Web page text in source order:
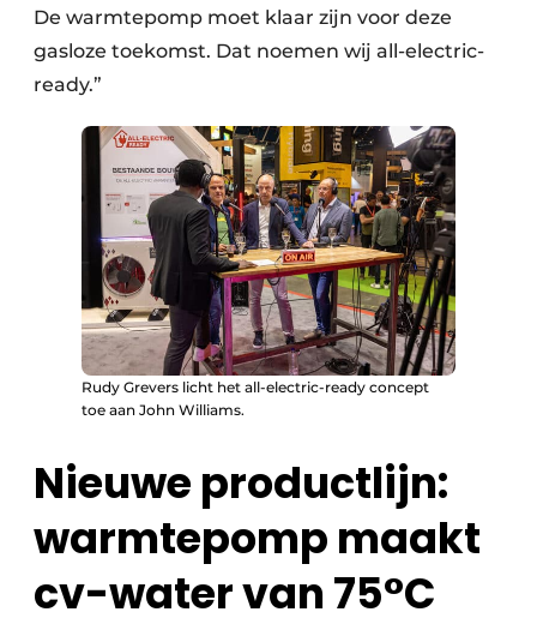
De warmtepomp moet klaar zijn voor deze
gasloze toekomst. Dat noemen wij all-electric-
ready.”
Rudy Grevers licht het all-electric-ready concept
toe aan John Williams.
Nieuwe productlijn:
warmtepomp maakt
cv-water van 75°C